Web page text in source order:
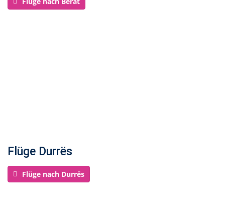
Flüge Durrës
Flüge nach Durrës